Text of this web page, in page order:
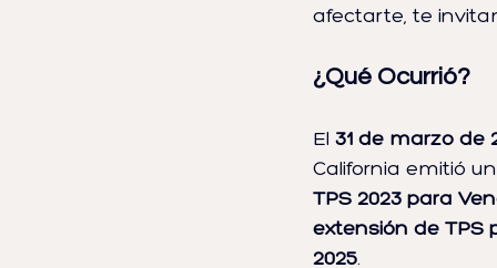
afectarte, te
¿Qué Ocurrió?
El 31 de marzo de
California emitió
TPS 2023 para
extensión de TPS
2025.